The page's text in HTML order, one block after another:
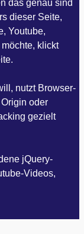
das genau sind
dieser Seite,
Youtube,
klickt
nutzt Browser-
oder
gezielt
jQuery-
Videos,